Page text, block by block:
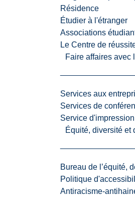
Résidence
Étudier à l'étranger
Associations
Le Centre de
Faire affaires avec
Services aux
Services de
Service d'impression
Équité, diversité et
Bureau de l’équité,
Politique
Antiracisme-